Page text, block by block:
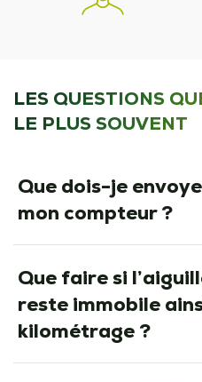
LES QUESTIONS
LE PLUS SOUVENT
Que dois-je
mon compteur ?
Que faire si
reste immobile
kilométrage ?